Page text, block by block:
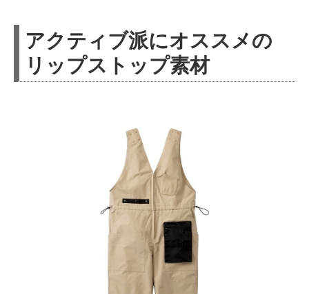
アクティブ派にオススメの
リップストップ素材